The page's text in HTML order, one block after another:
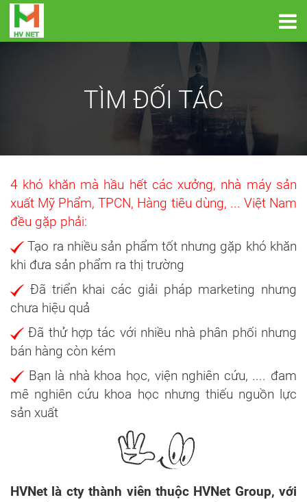
TÌM ĐỐI TÁC
4 khó khăn mà hầu hết các xưởng, nhà máy sản
xuất Mỹ Phẩm, TPCN, Hàng tiêu dùng, ... Việt Nam
đều gặp phải:
Tạo ra nhiều sản phẩm tốt nhưng gặp khó khăn
khi đưa sản phẩm ra thị trường
Đã triển khai các giải pháp marketing nhưng
chưa hiệu quả
Đã thử hợp tác với nhiều nhà phân phối nhưng
bán hàng còn kém
Bạn là nhà khoa học, viện nghiên cứu, .... đam
mê nghiên cứu khoa học nhưng thiếu nguồn lực
sản xuất
HVNet là cty thành viên thuộc HVNet Group, với